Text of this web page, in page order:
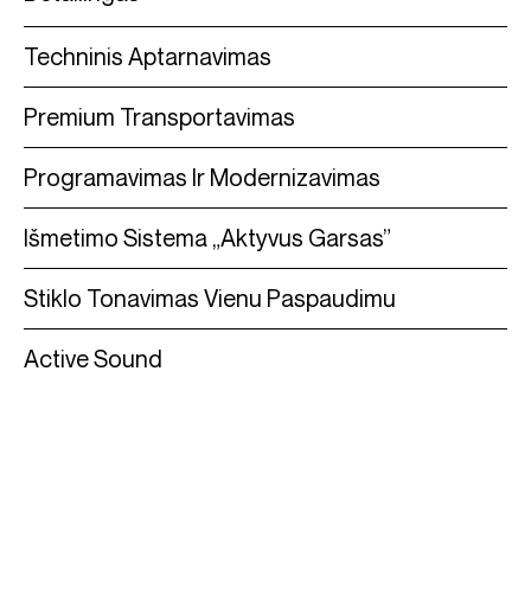
Techninis Aptarnavimas
Premium Transportavimas
Programavimas Ir Modernizavimas
Išmetimo Sistema „Aktyvus Garsas”
Stiklo Tonavimas Vienu Paspaudimu
Active Sound